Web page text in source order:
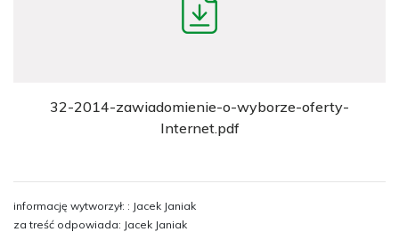
32-2014-zawiadomienie-o-wyborze-oferty-
Internet.pdf
informację wytworzył: : Jacek Janiak
za treść odpowiada: Jacek Janiak